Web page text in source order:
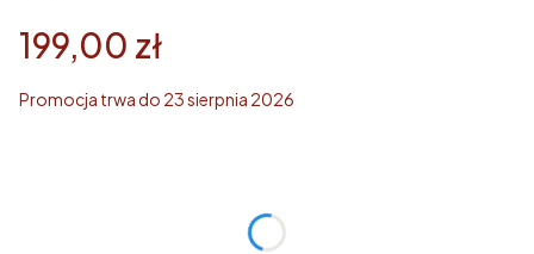
199,00 zł
Promocja trwa do 23 sierpnia 2026